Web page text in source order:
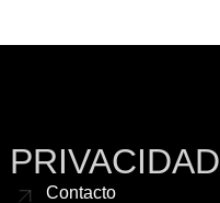
PRIVACIDAD
Contacto